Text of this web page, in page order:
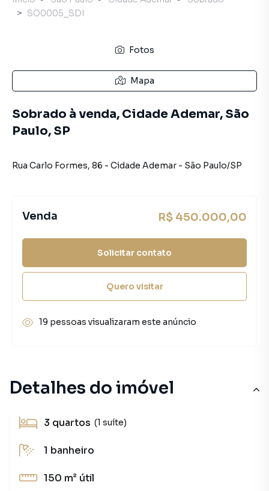
Detalhes do imóvel
3 quartos (1 suíte)
1 banheiro
150 m² útil
SO0005_SDI
Fotos
Mapa
Sobrado à venda, Cidade Ademar, São
Paulo, SP
Rua Carlo Formes, 86 - Cidade Ademar - São Paulo/SP
Venda R$ 450.000,00
Solicitar contato
Quero visitar
19 pessoas visualizaram este anúncio